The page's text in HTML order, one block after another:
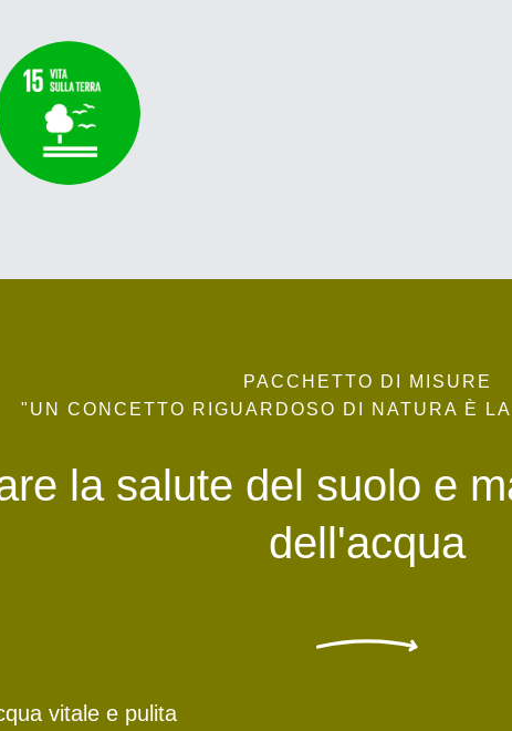
PACCHETTO DI MISURE
"UN CONCETTO RIGUARDOSO DI NATURA È
la salute del suolo e
dell'acqua
vitale e pulita